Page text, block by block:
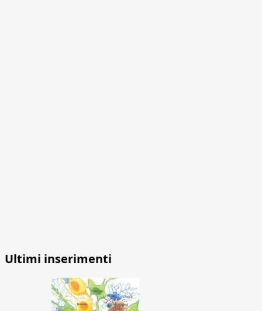
Ultimi inserimenti